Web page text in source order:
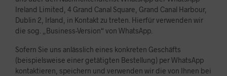
Ireland Limited, 4 Grand Canal Square, Grand Canal Harbour,
Dublin 2, Irland, in Kontakt zu treten. Hierfür verwenden wir
die sog. „Business-Version“ von WhatsApp.
Sofern Sie uns anlässlich eines konkreten Geschäfts
(beispielsweise einer getätigten Bestellung) per WhatsApp
kontaktieren, speichern und verwenden wir die von Ihnen bei